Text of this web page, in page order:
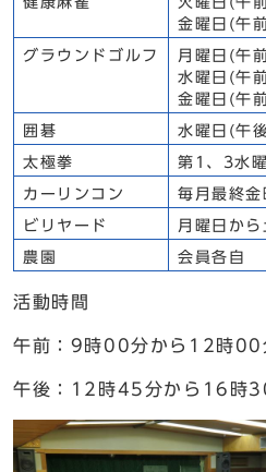
金曜日(午
グラウンドゴルフ
月曜日(午
水曜日(午
金曜日(午
囲碁 水曜日(午
太極拳 第1、3水
カーリンコン 毎月最終金
ビリヤード 月曜日か
農園 会員各自
活動時間
午前：9時00分から12時00
午後：12時45分から16時